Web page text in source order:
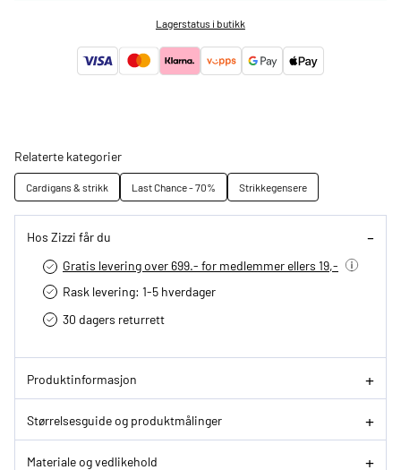
Lagerstatus i butikk
Relaterte kategorier
Cardigans & strikk Last Chance - 70% Strikkegensere
Hos Zizzi får du
Gratis levering over 699.- for medlemmer ellers 19,-
Rask levering: 1-5 hverdager
30 dagers returrett
Produktinformasjon
Størrelsesguide og produktmålinger
Materiale og vedlikehold